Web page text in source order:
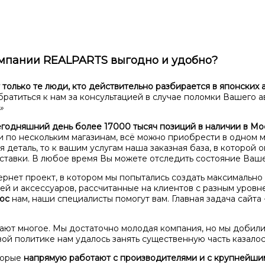
REALPARTS выгодно и удобно?
те люди, кто действительно разбирается в японских
к нам за консультацией в случае поломки Вашего
день более 17000 тысяч позиций в наличии в
по нескольким магазинам, всё можно приобрести в одном
то к вашим услугам наша заказная база, в
В любое время Вы можете отследить состояние
проект, в котором мы попытались создать
и аксессуаров, рассчитанные на клиентов с разным
нам, наши специалисты помогут вам. Главная задача
многое. Мы достаточно молодая компания, но мы
политике нам удалось занять существенную часть
напрямую работают с производителями и с